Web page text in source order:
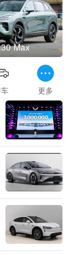
Max
更多